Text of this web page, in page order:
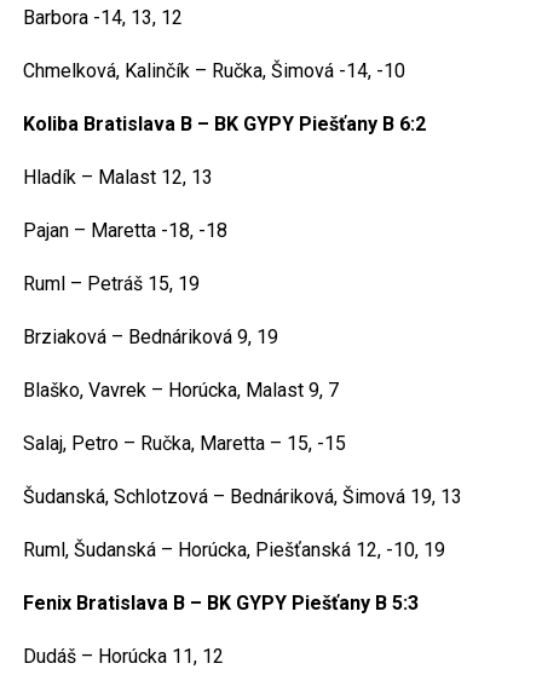
Barbora -14, 13, 12
Chmelková, Kalinčík – Ručka, Šimová -14, -10
Koliba Bratislava B – BK GYPY Piešťany B 6:2
Hladík – Malast 12, 13
Pajan – Maretta -18, -18
Ruml – Petráš 15, 19
Brziaková – Bednáriková 9, 19
Blaško, Vavrek – Horúcka, Malast 9, 7
Salaj, Petro – Ručka, Maretta – 15, -15
Šudanská, Schlotzová – Bednáriková, Šimová 19, 13
Ruml, Šudanská – Horúcka, Piešťanská 12, -10, 19
Fenix Bratislava B – BK GYPY Piešťany B 5:3
Dudáš – Horúcka 11, 12